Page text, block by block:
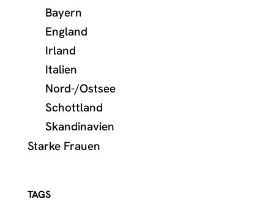
Bayern
England
Irland
Italien
Nord-/Ostsee
Schottland
Skandinavien
Starke Frauen
TAGS